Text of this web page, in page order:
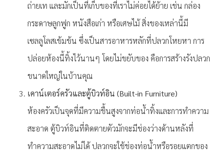
ถ่ายเท และมักเป็นที่เก็บของที่เราไม่ค่อยได้ย้าย เช่น กล่อง
กระดาษลูกฟูก หนังสือเก่า หรือเศษไม้ สิ่งของเหล่านี้มี
เซลลูโลสเข้มข้น ซึ่งเป็นสารอาหารหลักที่ปลวกโหยหา การ
ปล่อยห้องนี้ทิ้งไว้นานๆ โดยไม่ขยับของ คือการสร้างรังปลวก
ขนาดใหญ่ในบ้านคุณ
เคาน์เตอร์ครัวและตู้บิวท์อิน (Built-in Furniture)
ห้องครัวเป็นจุดที่มีความชื้นสูงจากท่อน้ำทิ้งและการทำความ
สะอาด ตู้บิวท์อินที่ติดตายตัวมักจะมีช่องว่างด้านหลังที่
ทำความสะอาดไม่ได้ ปลวกจะใช้ช่องท่อน้ำหรือรอยแตกของ